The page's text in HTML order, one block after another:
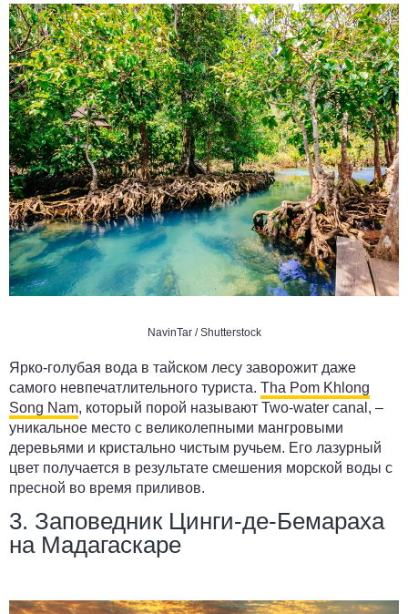
NavinTar / Shutterstock
Ярко-голубая вода в тайском лесу заворожит даже
самого невпечатлительного туриста. Tha Pom Khlong
Song Nam, который порой называют Two-water canal, –
уникальное место с великолепными мангровыми
деревьями и кристально чистым ручьем. Его лазурный
цвет получается в результате смешения морской воды с
пресной во время приливов.
3. Заповедник Цинги-де-Бемараха
на Мадагаскаре